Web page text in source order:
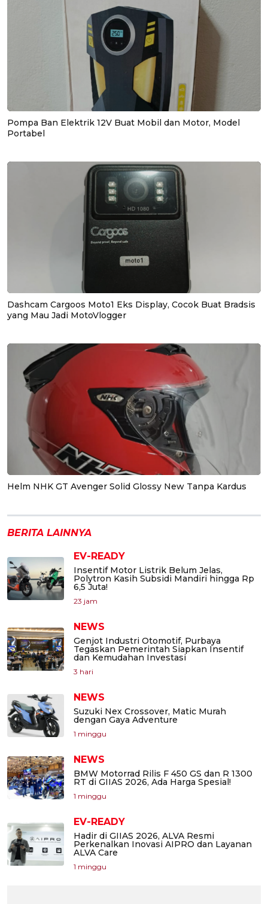
Pompa Ban Elektrik 12V Buat Mobil dan Motor, Model
Portabel
Dashcam Cargoos Moto1 Eks Display, Cocok Buat Bradsis
yang Mau Jadi MotoVlogger
Helm NHK GT Avenger Solid Glossy New Tanpa Kardus
BERITA LAINNYA
EV-READY
Insentif Motor Listrik Belum Jelas,
Polytron Kasih Subsidi Mandiri hingga Rp
6,5 Juta!
23 jam
NEWS
Genjot Industri Otomotif, Purbaya
Tegaskan Pemerintah Siapkan Insentif
dan Kemudahan Investasi
3 hari
NEWS
Suzuki Nex Crossover, Matic Murah
dengan Gaya Adventure
1 minggu
NEWS
BMW Motorrad Rilis F 450 GS dan R 1300
RT di GIIAS 2026, Ada Harga Spesial!
1 minggu
EV-READY
Hadir di GIIAS 2026, ALVA Resmi
Perkenalkan Inovasi AIPRO dan Layanan
ALVA Care
1 minggu